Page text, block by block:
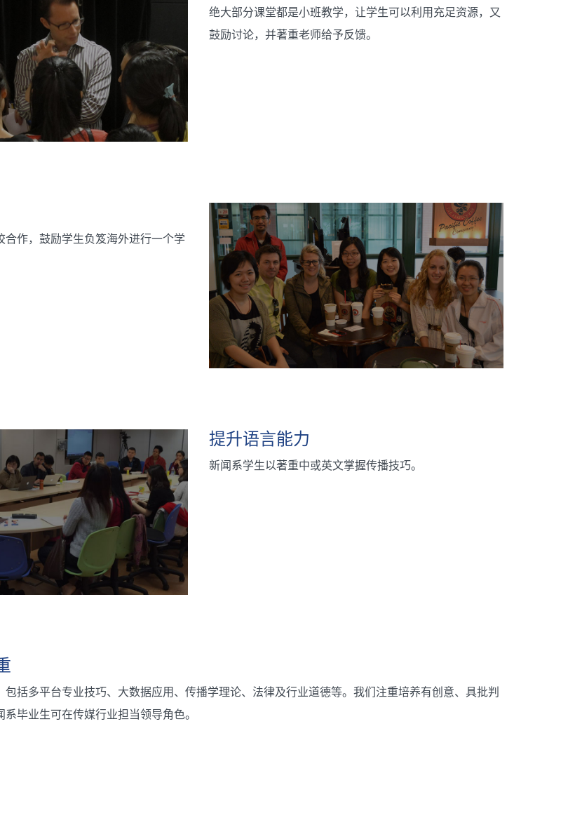
绝大部分课堂都是小班教学，让学生可以利用充足资源，又
鼓励讨论，并著重老师给予反馈。
合作，鼓励学生负笈海外进行一个学
提升语言能力
新闻系学生以著重中或英文掌握传播技巧。
包括多平台专业技巧、大数据应用、传播学理论、法律及行业道德等。我们注重培养有创意、具批判
毕业生可在传媒行业担当领导角色。